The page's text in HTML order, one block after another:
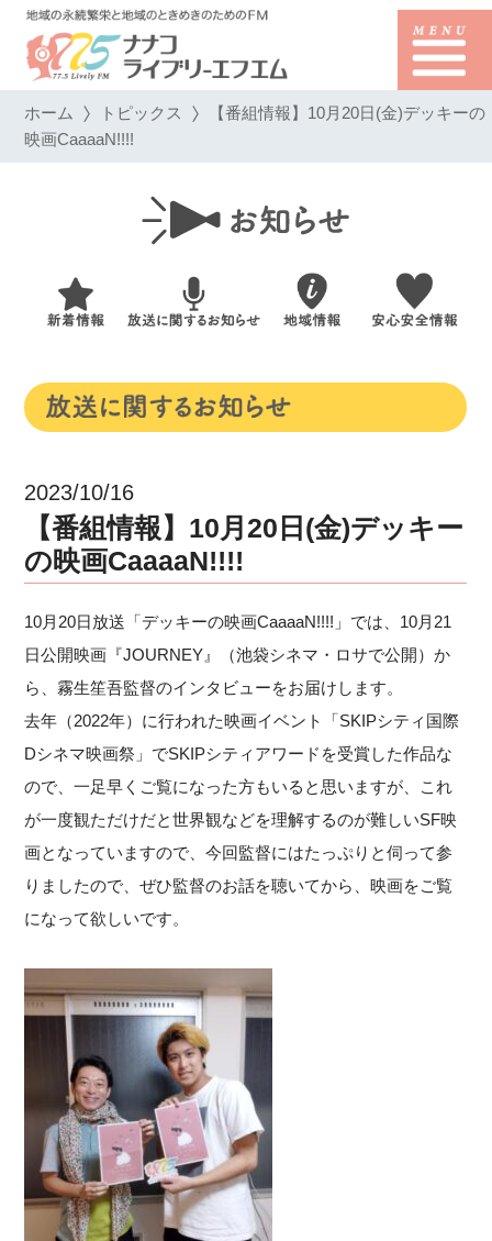
ホーム トピックス 【番組情報】10月20日(金)デッキーの
映画CaaaaN!!!!
2023/10/16
【番組情報】10月20日(金)デッキー
の映画CaaaaN!!!!
10月20日放送「デッキーの映画CaaaaN!!!!」では、10月21
日公開映画『JOURNEY』（池袋シネマ・ロサで公開）か
ら、霧生笙吾監督のインタビューをお届けします。
去年（2022年）に行われた映画イベント「SKIPシティ国際
Dシネマ映画祭」でSKIPシティアワードを受賞した作品な
ので、一足早くご覧になった方もいると思いますが、これ
が一度観ただけだと世界観などを理解するのが難しいSF映
画となっていますので、今回監督にはたっぷりと伺って参
りましたので、ぜひ監督のお話を聴いてから、映画をご覧
になって欲しいです。